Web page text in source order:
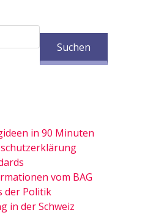
in 90 Minuten
vom BAG
der Politik
in der Schweiz